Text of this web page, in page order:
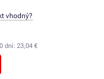
dní: 23,04 €
vhodný?